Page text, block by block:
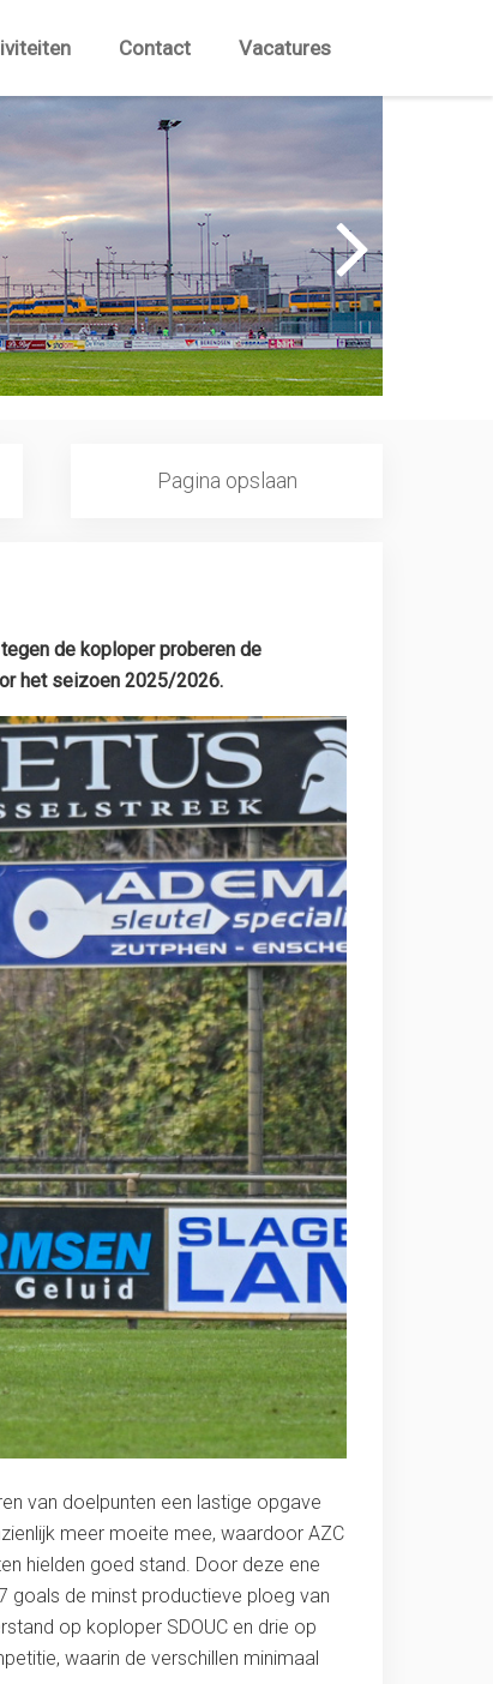
Contact Vacatures
Pagina opslaan
de koploper proberen de
het seizoen 2025/2026.
van doelpunten een lastige opgave
meer moeite mee, waardoor AZC
hielden goed stand. Door deze ene
goals de minst productieve ploeg van
op koploper SDOUC en drie op
waarin de verschillen minimaal